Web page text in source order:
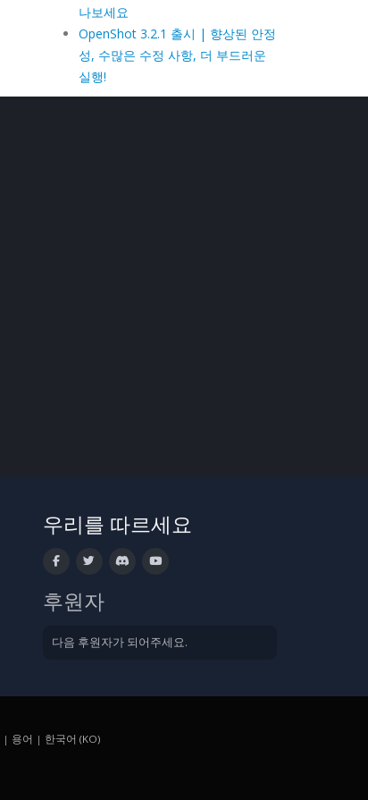
나보세요
OpenShot 3.2.1 출시 | 향상된 안정
성, 수많은 수정 사항, 더 부드러운
실행!
우리를 따르세요
후원자
다음 후원자가 되어주세요.
| 용어 | 한국어 (KO)